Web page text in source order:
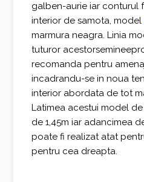
galben-aurie iar conturul
interior de samota, model
marmura neagra. Linia
tuturor
recomanda pentru
incadrandu-se in noua
interior abordata de tot
Latimea acestui model
de 1,45m iar adancimea
poate fi realizat atat
pentru cea dreapta.